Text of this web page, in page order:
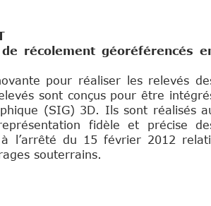
récolement géoréférencés
pour réaliser les relevés
sont conçus pour être
(SIG) 3D. Ils sont réalisés
fidèle et précise
l’arrêté du 15 février 2012
souterrains.